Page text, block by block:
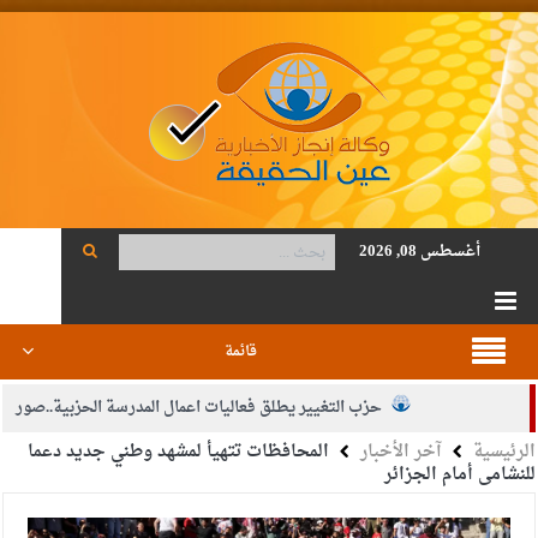
أغسطس 08, 2026
قائمة
حزب التغيير يطلق فعاليات اعمال المدرسة الحزبية..صور
الجيش يفتح باب التجنيد لحملة البكالوريوس في الحقوق والقانون
الرئيسية آخر الأخبار المحافظات تتهيأ لمشهد وطني جديد دعما
للنشامى أمام الجزائر